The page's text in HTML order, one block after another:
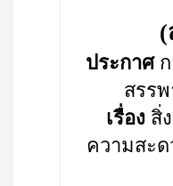
(
ประกาศก
สรร
เรื่อง สิ่
ความสะ